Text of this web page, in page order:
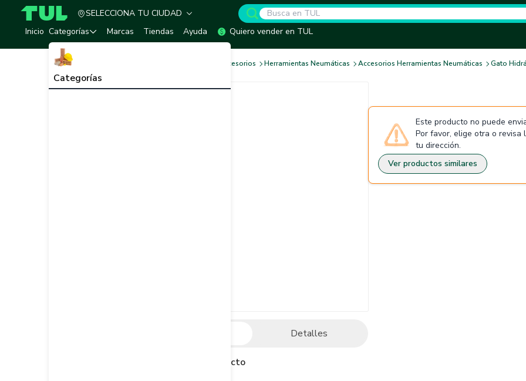
TUL - Tu Marketplace de Construcción
SELECCIONA TU CIUDAD
Inicio Categorías
Categorías
Marcas Tiendas Ayuda Quiero vender en TUL
Herramientas, Equipos y Accesorios Herramientas Neumáticas Accesorios Herramientas Neumáticas Gato
Detalles
Descripción del producto
Este producto no puede
Por favor, elige otra o revisa
tu dirección.
Ver productos similares